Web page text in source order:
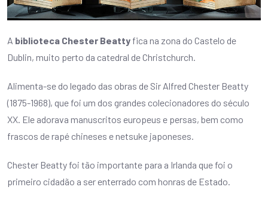
A biblioteca Chester Beatty fica na zona do Castelo de
Dublin, muito perto da catedral de Christchurch.
Alimenta-se do legado das obras de Sir Alfred Chester Beatty
(1875-1968), que foi um dos grandes colecionadores do século
XX. Ele adorava manuscritos europeus e persas, bem como
frascos de rapé chineses e netsuke japoneses.
Chester Beatty foi tão importante para a Irlanda que foi o
primeiro cidadão a ser enterrado com honras de Estado.